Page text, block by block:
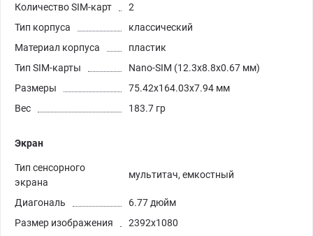
Количество SIM-карт
2
Тип корпуса
классический
Материал корпуса
пластик
Тип SIM-карты
Nano-SIM (12.3x8.8x0.67 мм)
Размеры
75.42x164.03x7.94 мм
Вес
183.7 гр
Экран
Тип сенсорного
экрана
мультитач, емкостный
Диагональ
6.77 дюйм
Размер изображения
2392x1080